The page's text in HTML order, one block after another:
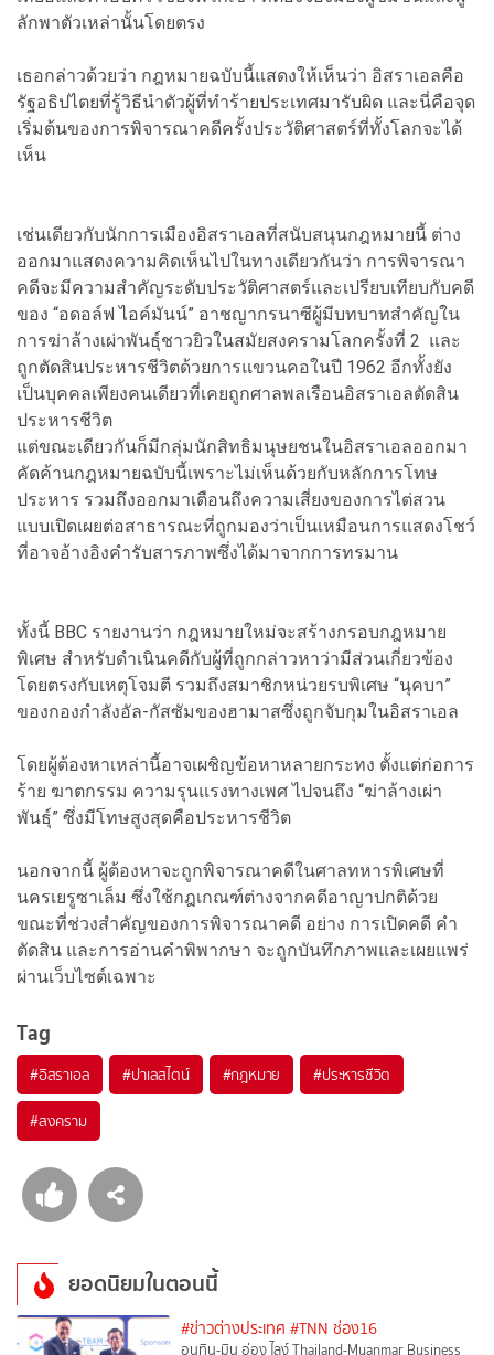
ลักพาตัวเหล่านั้นโดยตรง
เธอกล่าวด้วยว่า กฎหมายฉบับนี้แสดงให้เห็นว่า อิสราเอลคือ
รัฐอธิปไตยที่รู้วิธีนำตัวผู้ที่ทำร้ายประเทศมารับผิด และนี่คือจุด
เริ่มต้นของการพิจารณาคดีครั้งประวัติศาสตร์ที่ทั้งโลกจะได้
เห็น
เช่นเดียวกับนักการเมืองอิสราเอลที่สนับสนุนกฎหมายนี้ ต่าง
ออกมาแสดงความคิดเห็นไปในทางเดียวกันว่า การพิจารณา
คดีจะมีความสำคัญระดับประวัติศาสตร์และเปรียบเทียบกับคดี
ของ “อดอล์ฟ ไอค์มันน์” อาชญากรนาซีผู้มีบทบาทสำคัญใน
การฆ่าล้างเผ่าพันธุ์ชาวยิวในสมัยสงครามโลกครั้งที่ 2 และ
ถูกตัดสินประหารชีวิตด้วยการแขวนคอในปี 1962 อีกทั้งยัง
เป็นบุคคลเพียงคนเดียวที่เคยถูกศาลพลเรือนอิสราเอลตัดสิน
ประหารชีวิต
แต่ขณะเดียวกันก็มีกลุ่มนักสิทธิมนุษยชนในอิสราเอลออกมา
คัดค้านกฎหมายฉบับนี้เพราะไม่เห็นด้วยกับหลักการโทษ
ประหาร รวมถึงออกมาเตือนถึงความเสี่ยงของการไต่สวน
แบบเปิดเผยต่อสาธารณะที่ถูกมองว่าเป็นเหมือนการแสดงโชว์
ที่อาจอ้างอิงคำรับสารภาพซึ่งได้มาจากการทรมาน
ทั้งนี้ BBC รายงานว่า กฎหมายใหม่จะสร้างกรอบกฎหมาย
พิเศษ สำหรับดำเนินคดีกับผู้ที่ถูกกล่าวหาว่ามีส่วนเกี่ยวข้อง
โดยตรงกับเหตุโจมตี รวมถึงสมาชิกหน่วยรบพิเศษ “นุคบา”
ของกองกำลังอัล-กัสซัมของฮามาสซึ่งถูกจับกุมในอิสราเอล
โดยผู้ต้องหาเหล่านี้อาจเผชิญข้อหาหลายกระทง ตั้งแต่ก่อการ
ร้าย ฆาตกรรม ความรุนแรงทางเพศ ไปจนถึง “ฆ่าล้างเผ่า
พันธุ์” ซึ่งมีโทษสูงสุดคือประหารชีวิต
นอกจากนี้ ผู้ต้องหาจะถูกพิจารณาคดีในศาลทหารพิเศษที่
นครเยรูซาเล็ม ซึ่งใช้กฎเกณฑ์ต่างจากคดีอาญาปกติด้วย
ขณะที่ช่วงสำคัญของการพิจารณาคดี อย่าง การเปิดคดี คำ
ตัดสิน และการอ่านคำพิพากษา จะถูกบันทึกภาพและเผยแพร่
ผ่านเว็บไซต์เฉพาะ
Tag
#อิสราเอล #ปาเลสไตน์ #กฎหมาย #ประหารชีวิต
#สงคราม
ยอดนิยมในตอนนี้
#ข่าวต่างประเทศ #TNN ช่อง16
อนุทิน-มิน อ่อง ไลง์ Thailand-Myanmar Business